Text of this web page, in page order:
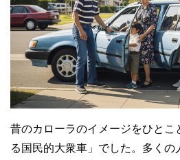
昔のカローラのイメージをひとこ
る国民的大衆車」でした。多く